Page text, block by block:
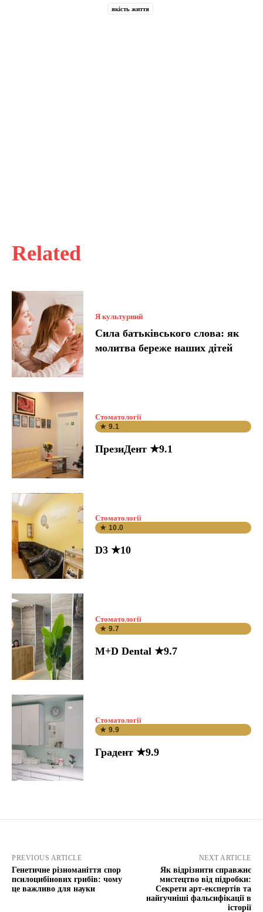
Related
Я культурний
Сила батьківського слова: як
молитва береже наших дітей
Стоматології
★ 9.1
ПрезиДент ★9.1
Стоматології
★ 10.0
D3 ★10
Стоматології
★ 9.7
M+D Dental ★9.7
Стоматології
★ 9.9
Градент ★9.9
якість життя
PREVIOUS ARTICLE
Генетичне різноманіття спор
псилоцибінових грибів: чому
це важливо для науки
NEXT ARTICLE
Як відрізнити справжнє
мистецтво від підробки:
Секрети арт-експертів та
найгучніші фальсифікації в
історії